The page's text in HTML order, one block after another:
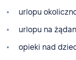
urlopu
urlopu na
opieki nad